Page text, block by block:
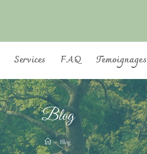
Services FAQ Temoignages
Blog
> Blog